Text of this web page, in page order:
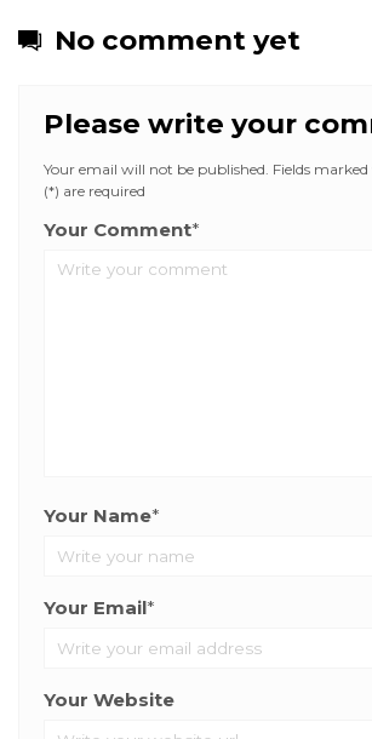
No comment yet
Please write your
Your email will not be published. Fields
(*) are required
Your Comment*
Your Name*
Your Email*
Your Website